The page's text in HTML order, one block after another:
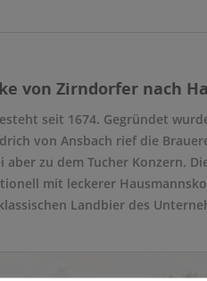
von Zirndorfer nach
seit 1674. Gegründet
von Ansbach rief die
aber zu dem Tucher Konzern.
mit leckerer
Landbier des